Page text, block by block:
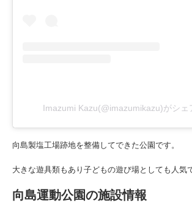
Imazumi Kazu(@imazumikazu)がシェ
向島製塩工場跡地を整備してできた公園です。
大きな遊具類もあり子どもの遊び場としても人気
向島運動公園の施設情報